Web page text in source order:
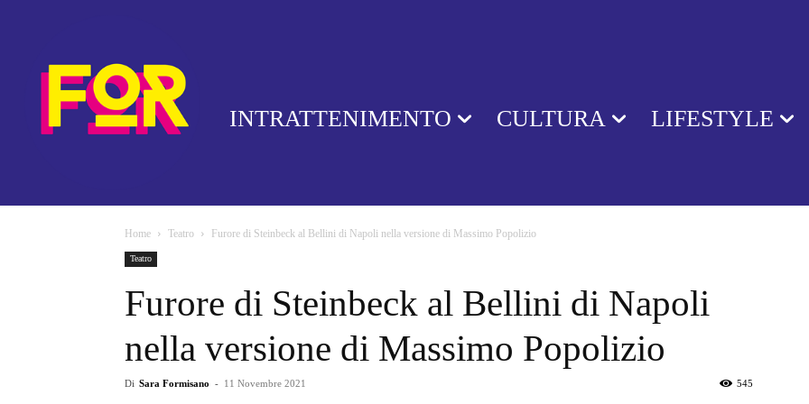
INTRATTENIMENTO CULTURA LIFESTYLE
Home Teatro Furore di Steinbeck al Bellini di Napoli nella versione di Massimo Popolizio
Teatro
Furore di Steinbeck al Bellini di Napoli
nella versione di Massimo Popolizio
Di Sara Formisano - 11 Novembre 2021 545